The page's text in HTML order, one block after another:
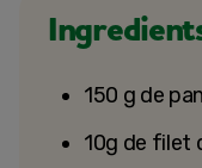
150 g de
10g de filet